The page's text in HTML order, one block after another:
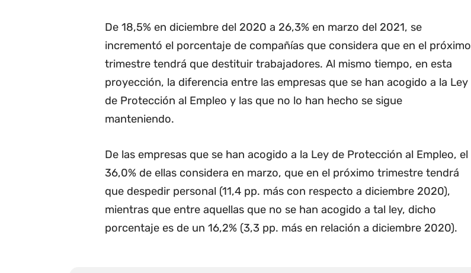
De 18,5% en diciembre del 2020 a 26,3% en marzo del 2021, se
incrementó el porcentaje de compañías que considera que en el próximo
trimestre tendrá que destituir trabajadores. Al mismo tiempo, en esta
proyección, la diferencia entre las empresas que se han acogido a la Ley
de Protección al Empleo y las que no lo han hecho se sigue
manteniendo.
De las empresas que se han acogido a la Ley de Protección al Empleo, el
36,0% de ellas considera en marzo, que en el próximo trimestre tendrá
que despedir personal (11,4 pp. más con respecto a diciembre 2020),
mientras que entre aquellas que no se han acogido a tal ley, dicho
porcentaje es de un 16,2% (3,3 pp. más en relación a diciembre 2020).